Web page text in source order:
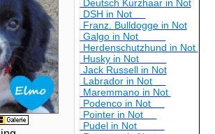
Deutsch Kurzhaar in Not
DSH in Not
Franz. Bulldogge in Not
Galgo in Not
Herdenschutzhund in Not
Husky in Not
Jack Russell in Not
Labrador in Not
Maremmano in Not
Podenco in Not
Pointer in Not
Pudel in Not